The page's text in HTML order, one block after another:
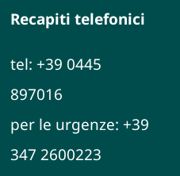
Recapiti telefonici
tel: +39 0445
897016
per le urgenze: +39
347 2600223